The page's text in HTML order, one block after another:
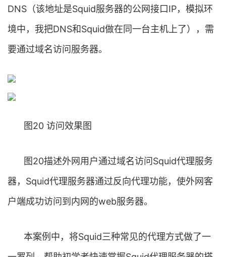
DNS（该地址是Squid服务器的公网接口IP，模拟环
境中，我把DNS和Squid做在同一台主机上了），需
要通过域名访问服务器。
图20 访问效果图
图20描述外网用户通过域名访问Squid代理服务
器，Squid代理服务器通过反向代理功能，使外网客
户端成功访问到内网的web服务器。
本案例中，将Squid三种常见的代理方式做了一